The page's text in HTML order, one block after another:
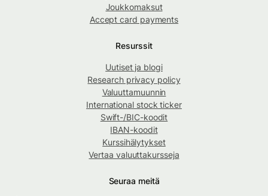
Joukkomaksut
Accept card payments
Resurssit
Uutiset ja blogi
Research privacy policy
Valuuttamuunnin
International stock ticker
Swift-/BIC-koodit
IBAN-koodit
Kurssihälytykset
Vertaa valuuttakursseja
Seuraa meitä